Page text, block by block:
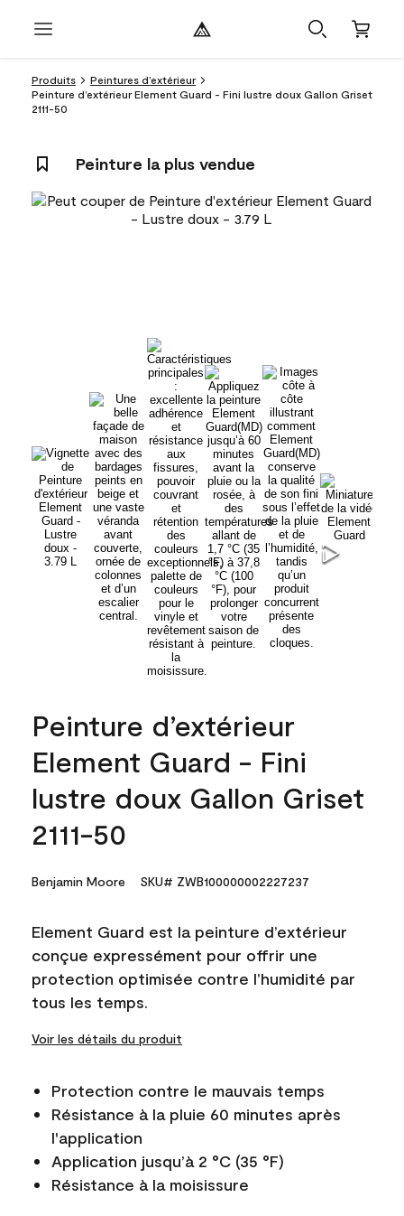
Produits
Peintures d’extérieur
Peinture d’extérieur Element Guard - Fini lustre doux Gallon Griset
2111-50
Peinture la plus vendue
Peinture d’extérieur
Element Guard - Fini
lustre doux Gallon Griset
2111-50
Benjamin Moore SKU# ZWB100000002227237
Element Guard est la peinture d’extérieur
conçue expressément pour offrir une
protection optimisée contre l’humidité par
tous les temps.
Voir les détails du produit
Protection contre le mauvais temps
Résistance à la pluie 60 minutes après
l'application
Application jusqu’à 2 °C (35 °F)
Résistance à la moisissure